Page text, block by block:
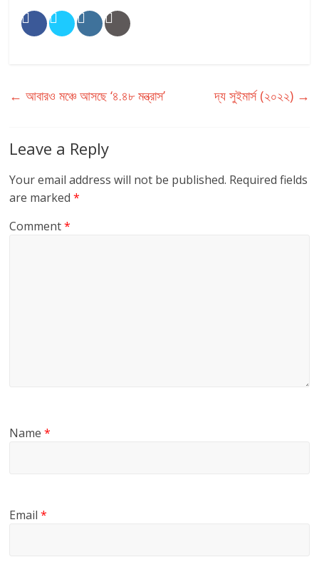
← আবারও মঞ্চে আসছে ‘৪.৪৮ মন্ত্রাস’ দ্য সুইমার্স (২০২২) →
Leave a Reply
Your email address will not be published. Required fields
are marked*
Comment*
Name*
Email*